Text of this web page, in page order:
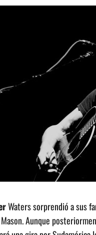
Waters sorprendió a sus
Aunque